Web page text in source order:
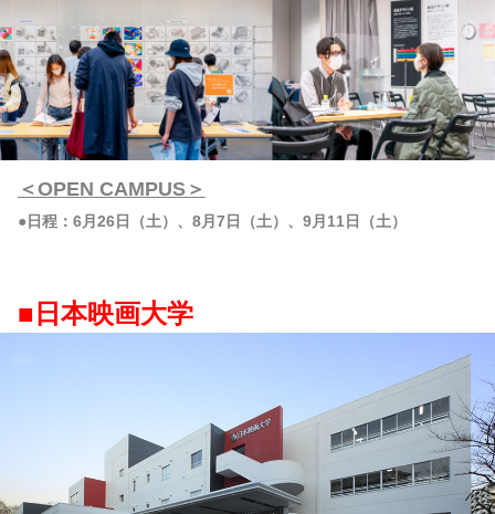
＜OPEN CAMPUS＞
●日程：6月26日（土）、8月7日（土）、9月11日（土）
■日本映画大学